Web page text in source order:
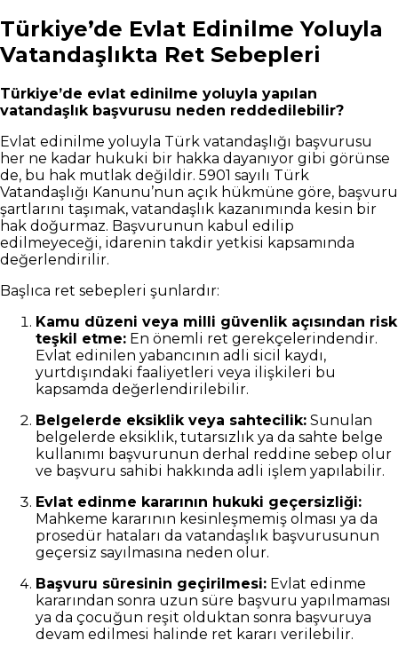
Türkiye’de Evlat Edinilme Yoluyla
Vatandaşlıkta Ret Sebepleri
Türkiye’de evlat edinilme yoluyla yapılan
vatandaşlık başvurusu neden reddedilebilir?
Evlat edinilme yoluyla Türk vatandaşlığı başvurusu
her ne kadar hukuki bir hakka dayanıyor gibi görünse
de, bu hak mutlak değildir. 5901 sayılı Türk
Vatandaşlığı Kanunu’nun açık hükmüne göre, başvuru
şartlarını taşımak, vatandaşlık kazanımında kesin bir
hak doğurmaz. Başvurunun kabul edilip
edilmeyeceği, idarenin takdir yetkisi kapsamında
değerlendirilir.
Başlıca ret sebepleri şunlardır:
Kamu düzeni veya milli güvenlik açısından risk
teşkil etme: En önemli ret gerekçelerindendir.
Evlat edinilen yabancının adli sicil kaydı,
yurtdışındaki faaliyetleri veya ilişkileri bu
kapsamda değerlendirilebilir.
Belgelerde eksiklik veya sahtecilik: Sunulan
belgelerde eksiklik, tutarsızlık ya da sahte belge
kullanımı başvurunun derhal reddine sebep olur
ve başvuru sahibi hakkında adli işlem yapılabilir.
Evlat edinme kararının hukuki geçersizliği:
Mahkeme kararının kesinleşmemiş olması ya da
prosedür hataları da vatandaşlık başvurusunun
geçersiz sayılmasına neden olur.
Başvuru süresinin geçirilmesi: Evlat edinme
kararından sonra uzun süre başvuru yapılmaması
ya da çocuğun reşit olduktan sonra başvuruya
devam edilmesi halinde ret kararı verilebilir.